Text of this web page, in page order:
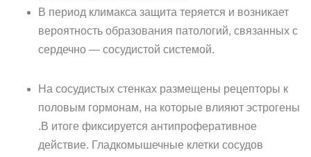
В период климакса защита теряется и возникает
вероятность образования патологий, связанных с
сердечно — сосудистой системой.
На сосудистых стенках размещены рецепторы к
половым гормонам, на которые влияют эстрогены
.В итоге фиксируется антипроферативное
действие. Гладкомышечные клетки сосудов